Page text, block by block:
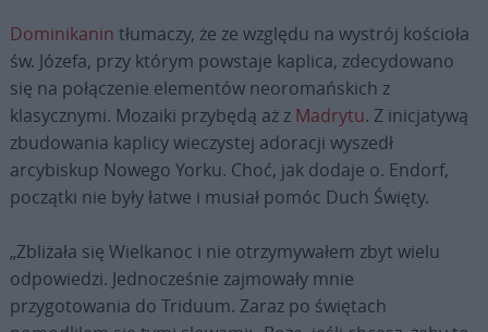
Dominikanin tłumaczy, że ze względu na wystrój kościoła
św. Józefa, przy którym powstaje kaplica, zdecydowano
się na połączenie elementów neoromańskich z
klasycznymi. Mozaiki przybędą aż z Madrytu. Z inicjatywą
zbudowania kaplicy wieczystej adoracji wyszedł
arcybiskup Nowego Yorku. Choć, jak dodaje o. Endorf,
początki nie były łatwe i musiał pomóc Duch Święty.
„Zbliżała się Wielkanoc i nie otrzymywałem zbyt wielu
odpowiedzi. Jednocześnie zajmowały mnie
przygotowania do Triduum. Zaraz po świętach